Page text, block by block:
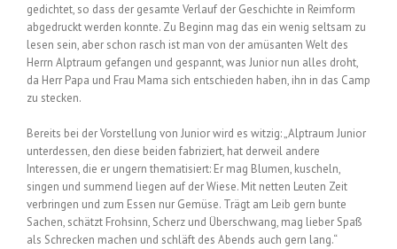
gedichtet, so dass der gesamte Verlauf der Geschichte in Reimform
abgedruckt werden konnte. Zu Beginn mag das ein wenig seltsam zu
lesen sein, aber schon rasch ist man von der amüsanten Welt des
Herrn Alptraum gefangen und gespannt, was Junior nun alles droht,
da Herr Papa und Frau Mama sich entschieden haben, ihn in das Camp
zu stecken.
Bereits bei der Vorstellung von Junior wird es witzig: „Alptraum Junior
unterdessen, den diese beiden fabriziert, hat derweil andere
Interessen, die er ungern thematisiert: Er mag Blumen, kuscheln,
singen und summend liegen auf der Wiese. Mit netten Leuten Zeit
verbringen und zum Essen nur Gemüse. Trägt am Leib gern bunte
Sachen, schätzt Frohsinn, Scherz und Überschwang, mag lieber Spaß
als Schrecken machen und schläft des Abends auch gern lang.“